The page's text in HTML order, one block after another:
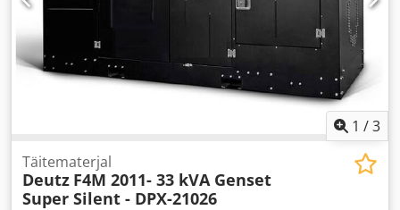
1 /3
Täitematerjal
Deutz F4M 2011- 33 kVA Genset
Super Silent - DPX-21026